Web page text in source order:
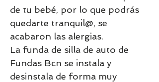
de tu bebé, por lo que podrás
quedarte tranquil@, se
acabaron las alergias.
La funda de silla de auto de
Fundas Bcn se instala y
desinstala de forma muy